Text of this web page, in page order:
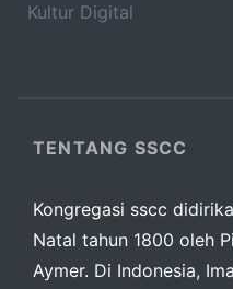
Kultur Digital
TENTANG SSCC
Kongregasi sscc
Natal tahun 1800 oleh
Aymer. Di Indonesia,